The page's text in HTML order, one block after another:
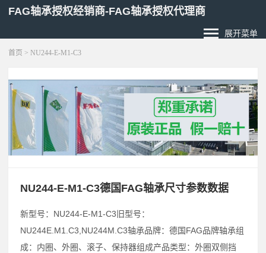
FAG轴承授权经销商-FAG轴承授权代理商
展开菜单
首页 > NU244-E-M1-C3
NU244-E-M1-C3德国FAG轴承尺寸参数数据
新型号：NU244-E-M1-C3旧型号：
NU244E.M1.C3,NU244M.C3轴承品牌：德国FAG品牌轴承组
成：内圈、外圈、滚子、保持器组成产品类型：外圈双侧挡